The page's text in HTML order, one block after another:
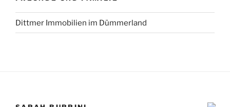
Dittmer Immobilien im Dümmerland